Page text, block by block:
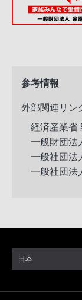
参考情報
外部関連リン
経済産業省
一般財団法
一般社団法
一般社団法
日本